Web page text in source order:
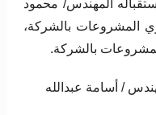
المهندس/ محمود
المشروعات بالشركة،
بالشركة.
/ أسامة عبدالله